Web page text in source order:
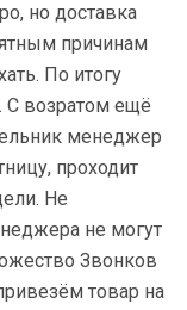
но доставка
причинам
По итогу
С возратом ещё
менеджер
проходит
Не
не могут
Звонков
товар на